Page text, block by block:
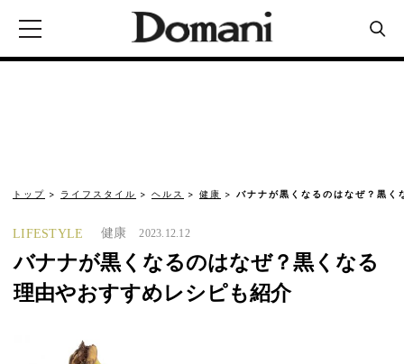
トップ ライフスタイル ヘルス 健康 バナナが黒くなるのはなぜ？黒く
LIFESTYLE 健康 2023.12.12
バナナが黒くなるのはなぜ？黒くなる
理由やおすすめレシピも紹介